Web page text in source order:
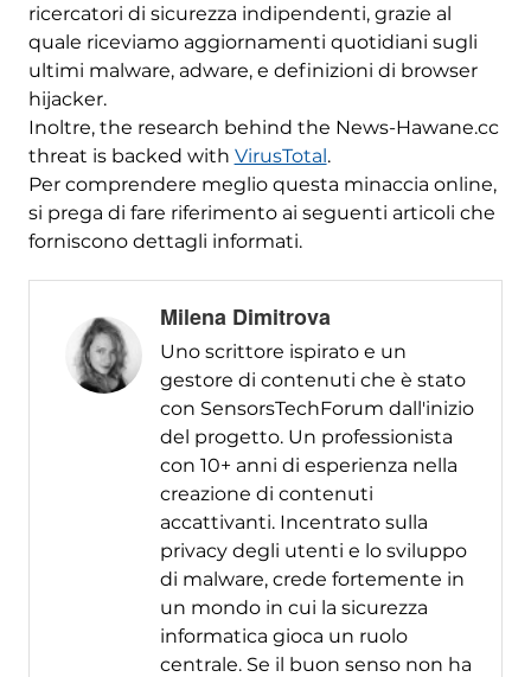
ricercatori di sicurezza indipendenti, grazie al
quale riceviamo aggiornamenti quotidiani sugli
ultimi malware, adware, e definizioni di browser
hijacker.
Inoltre, the research behind the News-Hawane.cc
threat is backed with VirusTotal.
Per comprendere meglio questa minaccia online,
si prega di fare riferimento ai seguenti articoli che
forniscono dettagli informati.
Milena Dimitrova
Uno scrittore ispirato e un
gestore di contenuti che è stato
con SensorsTechForum dall'inizio
del progetto. Un professionista
con 10+ anni di esperienza nella
creazione di contenuti
accattivanti. Incentrato sulla
privacy degli utenti e lo sviluppo
di malware, crede fortemente in
un mondo in cui la sicurezza
informatica gioca un ruolo
centrale. Se il buon senso non ha